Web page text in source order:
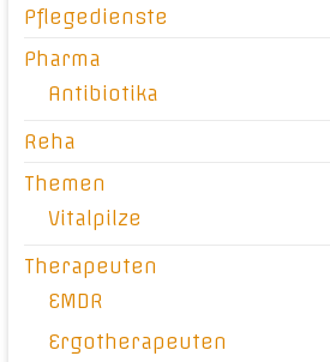
Pflegedienste
Pharma
Antibiotika
Reha
Themen
Vitalpilze
Therapeuten
EMDR
Ergotherapeuten